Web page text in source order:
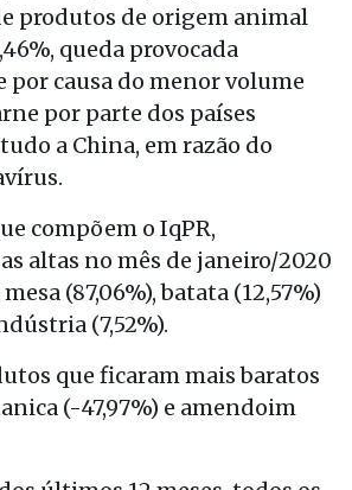
produtos de origem animal
queda provocada
causa do menor volume
por parte dos países
a China, em razão do
compõem o IqPR,
altas no mês de janeiro/2020
(87,06%), batata (12,57%)
(7,52%).
que ficaram mais baratos
(-47,97%) e amendoim